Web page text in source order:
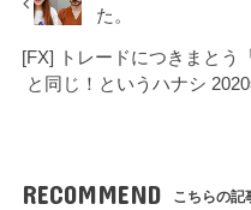
た。
[FX] トレードにつきまとう
と同じ！というハナシ
RECOMMEND こちらの記